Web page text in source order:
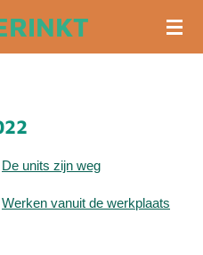
De units zijn weg
Werken vanuit de werkplaats